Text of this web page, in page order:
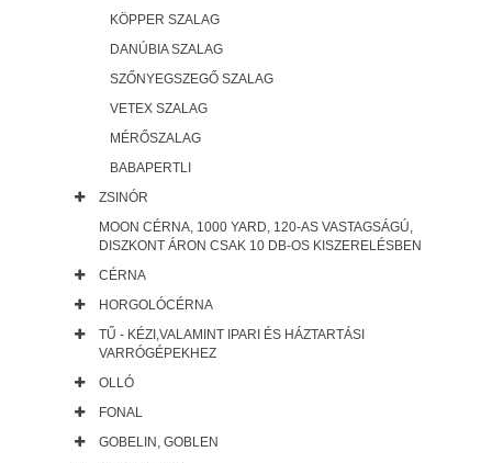
KÖPPER SZALAG
DANÚBIA SZALAG
SZŐNYEGSZEGŐ SZALAG
VETEX SZALAG
MÉRŐSZALAG
BABAPERTLI
ZSINÓR
MOON CÉRNA, 1000 YARD, 120-AS VASTAGSÁGÚ,
DISZKONT ÁRON CSAK 10 DB-OS KISZERELÉSBEN
CÉRNA
HORGOLÓCÉRNA
TŰ - KÉZI,VALAMINT IPARI ÉS HÁZTARTÁSI
VARRÓGÉPEKHEZ
OLLÓ
FONAL
GOBELIN, GOBLEN